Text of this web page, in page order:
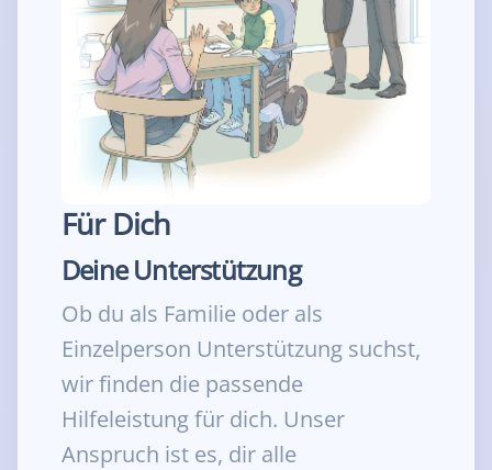
Für Dich
Deine Unterstützung
Ob du als Familie oder als
Einzelperson Unterstützung suchst,
wir finden die passende
Hilfeleistung für dich. Unser
Anspruch ist es, dir alle